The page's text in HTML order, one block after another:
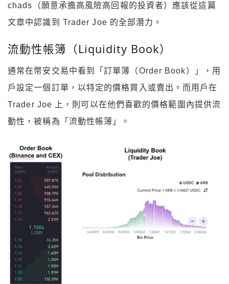
chads（願意承擔高風險高回報的投資者）應該從這篇
文章中認識到 Trader Joe 的全部潛力。
流動性帳簿（Liquidity Book）
通常在幣安交易中看到「訂單簿（Order Book）」，用
戶設定一個訂單，以特定的價格買入或賣出。而用戶在
Trader Joe 上，則可以在他們喜歡的價格範圍內提供流
動性，被稱為「流動性帳簿」。